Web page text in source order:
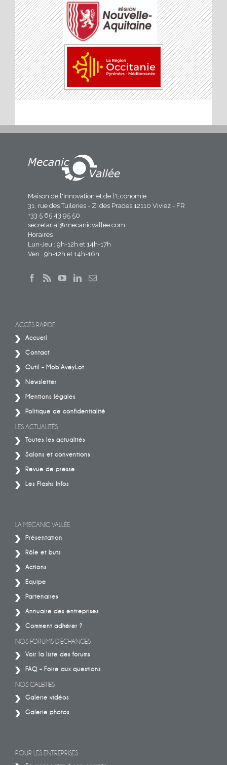
Maison de l'Innovation et de l'Economie
31, rue des Tuileries - ZI des Prades,12110 Viviez - FR
+33 5 65 43 95 50
secretariat@mecanicvallee.com
Horaires :
Lun-Jeu : 9h-12h et 14h-17h
Ven : 9h-12h et 14h-16h
ACCÈS RAPIDE
Accueil
Contact
Outil – Mob’AveyLot
Newsletter
Mentions légales
Politique de confidentialité
LES ACTUALITÉS
Toutes les actualités
Salons et conventions
Revue de presse
Les Flashs Infos
LA MECANIC VALLÉE
Présentation
Rôle et buts
Actions
Equipe
Partenaires
Annuaire des entreprises
Comment adhérer ?
NOS FORUMS D’ÉCHANGES
Voir la liste des forums
FAQ – Foire aux questions
NOS GALERIES
Galerie vidéos
Galerie photos
POUR LES ENTREPRISES